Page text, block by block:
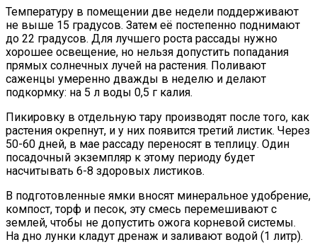
Температуру в помещении две недели поддерживают
не выше 15 градусов. Затем её постепенно поднимают
до 22 градусов. Для лучшего роста рассады нужно
хорошее освещение, но нельзя допустить попадания
прямых солнечных лучей на растения. Поливают
саженцы умеренно дважды в неделю и делают
подкормку: на 5 л воды 0,5 г калия.
Пикировку в отдельную тару производят после того, как
растения окрепнут, и у них появится третий листик. Через
50-60 дней, в мае рассаду переносят в теплицу. Один
посадочный экземпляр к этому периоду будет
насчитывать 6-8 здоровых листиков.
В подготовленные ямки вносят минеральное удобрение,
компост, торф и песок, эту смесь перемешивают с
землей, чтобы не допустить ожога корневой системы.
На дно лунки кладут дренаж и заливают водой (1 литр).